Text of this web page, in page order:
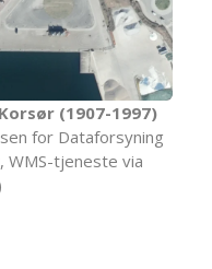
Korsør (1907-1997)
for Dataforsyning
tjeneste via